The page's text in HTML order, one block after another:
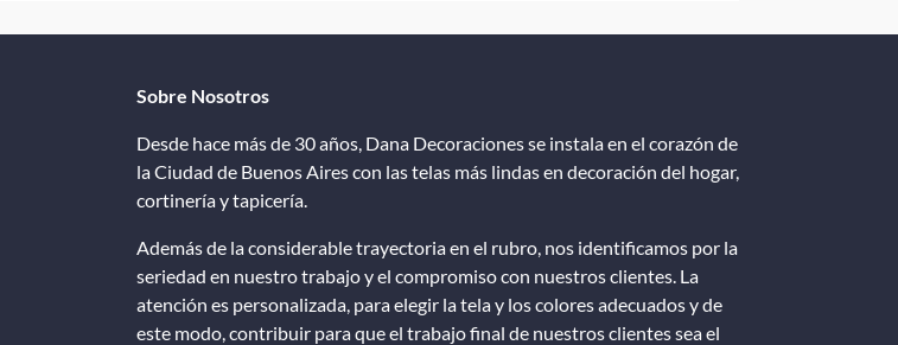
Sobre Nosotros
Desde hace más de 30 años, Dana Decoraciones se instala en el corazón de
la Ciudad de Buenos Aires con las telas más lindas en decoración del hogar,
cortinería y tapicería.
Además de la considerable trayectoria en el rubro, nos identificamos por la
seriedad en nuestro trabajo y el compromiso con nuestros clientes. La
atención es personalizada, para elegir la tela y los colores adecuados y de
este modo, contribuir para que el trabajo final de nuestros clientes sea el